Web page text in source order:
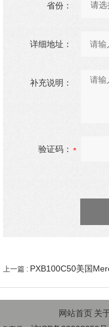
省份：
详细地址：
补充说明：
验证码：
上一篇 : PXB100C50美国
网站首页 关